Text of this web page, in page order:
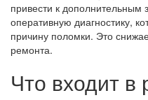
привести к дополнительным
оперативную диагностику,
причину поломки. Это
ремонта.
Что входит в